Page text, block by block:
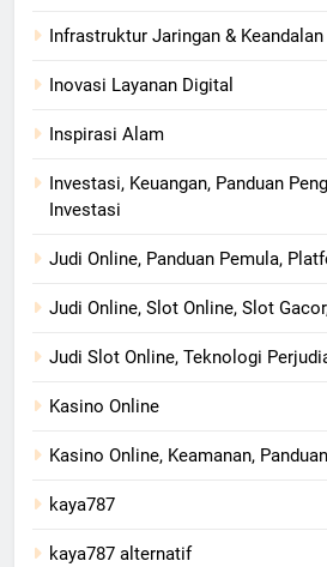
Infrastruktur Jaringan &
Inovasi Layanan Digital
Inspirasi Alam
Investasi, Keuangan, Panduan
Investasi
Judi Online, Panduan Pemula,
Judi Online, Slot Online, Slot
Judi Slot Online, Teknologi
Kasino Online
Kasino Online, Keamanan, Panduan
kaya787
kaya787 alternatif